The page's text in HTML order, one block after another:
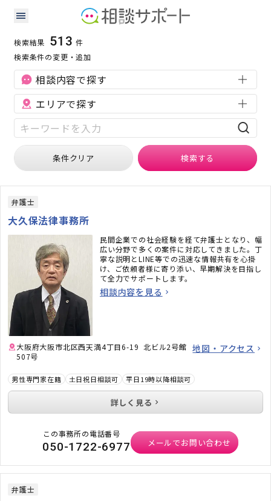
弁護士の検索結果
検索結果 513 件
検索条件の変更・追加
相談内容で探す
エリアで探す
条件クリア 検索する
弁護士
大久保法律事務所
民間企業での社会経験を経て弁護士となり、幅
広い分野で多くの案件に対応してきました。丁
寧な説明とLINE等での迅速な情報共有を心掛
け、ご依頼者様に寄り添い、早期解決を目指し
て全力でサポートします。
相談内容を見る
大阪府大阪市北区西天満4丁目6-19 北ビル2号館
507号
地図・アクセス
男性専門家在籍 土日祝日相談可 平日19時以降相談可
詳しく見る
この事務所の電話番号
050-1722-6977 メールでお問い合わせ
弁護士